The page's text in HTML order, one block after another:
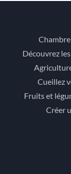
Découvrez
Cueillez
Fruits et
Créer